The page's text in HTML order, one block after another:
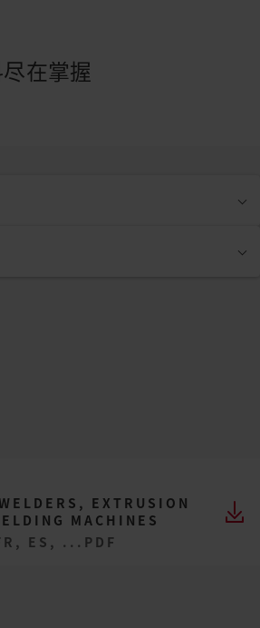
在掌握
EXTRUSION
MACHINES
ES, ... PDF